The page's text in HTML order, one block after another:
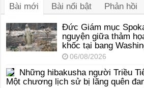
Bài mới Bài nổi bật Phản hồi
Đức Giám mục
nguyện giữa thảm
khốc tại bang
06/08/2026
Những hibakusha người Triều
Một chương lịch sử bị lãng quên